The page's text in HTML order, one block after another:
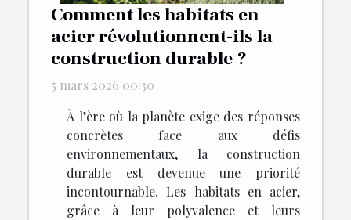
Comment les habitats en
acier révolutionnent-ils la
construction durable ?
5 mars 2026 00:30
À l’ère où la planète exige des réponses
concrètes face aux défis
environnementaux, la construction
durable est devenue une priorité
incontournable. Les habitats en acier,
grâce à leur polyvalence et leurs